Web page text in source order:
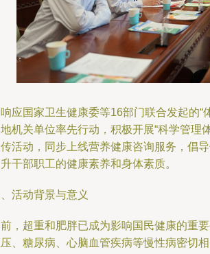
应国家卫生健康委等16部门联合发起的“
机关单位率先行动，积极开展“科学管理
活动，同步上线营养健康咨询服务，倡
干部职工的健康素养和身体素质。
活动背景与意义
，超重和肥胖已成为影响国民健康的重
、糖尿病、心脑血管疾病等慢性病密切